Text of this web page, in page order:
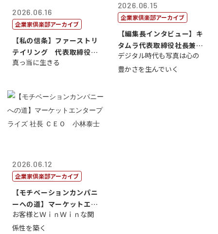
2026.06.16
企業家倶楽部アーカイブ
【私の信条】ファーストリ
テイリング 代表取締役会
長兼社長 柳...
真っ当に生きる
2026.06.15
企業家倶楽部アーカイブ
【編集長インタビュー】キ
タムラ代表取締役社長兼Ｃ
ＯＯ 武川 ...
デジタル時代も写真は心の
豊かさを生んでいく
2026.06.12
企業家倶楽部アーカイブ
【モチベーションカンパニ
ーへの道】マーケットエン
タープライズ...
お客様とＷｉｎＷｉｎな関
係性を築く